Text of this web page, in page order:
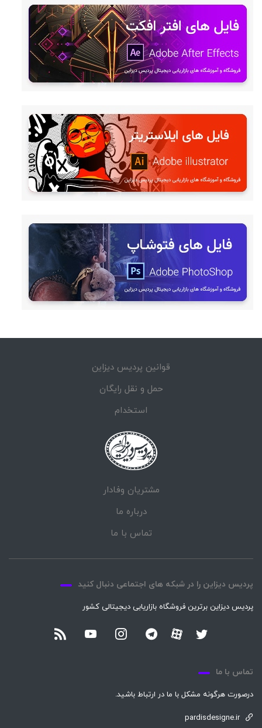
قوانین پردیس دیزاین
حمل و نقل رایگان
استخدام
مشتریان وفادار
درباره ما
تماس با ما
پردیس دیزاین را در شبکه های اجتماعی دنبال کنید
پردیس دیزاین برترین فروشگاه بازاریابی دیجیتالی کشور
تماس با ما
درصورت هرگونه مشکل با ما در ارتباط باشید.
pardisdesigne.ir